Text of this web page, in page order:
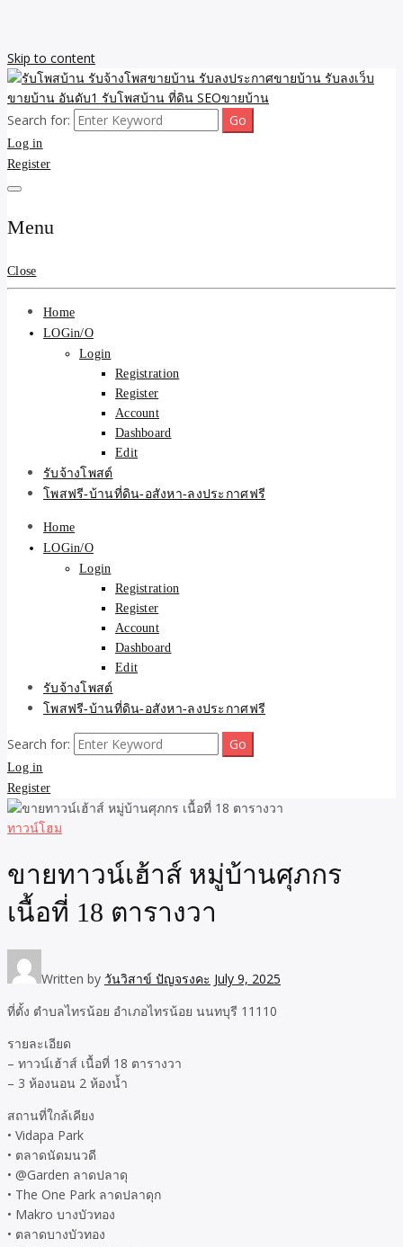
Skip to content
รับโพสบ้าน รับจ้างโพสขาย
บ้าน รับลงประกาศขายบ้าน
รับลงเว็บขายบ้าน อันดับ1
รับโพสบ้าน ที่ดิน SEOขาย
บ้าน
รับจ้างโพสขายบ้าน รับลงเว็บขายบ้าน รับโพสบ้าน รับลงประกาศขาย
บ้าน โพสบ้าน ขายที่ดิน SEO อสังหา ราคาถูก รับลงขายบ้าน
Search for:
Log in
Register
Menu
Close
Home
LOGin/O
Login
Registration
Register
Account
Dashboard
Edit
รับจ้างโพสต์
โพสฟรี-บ้านที่ดิน-อสังหา-ลงประกาศฟรี
Home
LOGin/O
Login
Registration
Register
Account
Dashboard
Edit
รับจ้างโพสต์
โพสฟรี-บ้านที่ดิน-อสังหา-ลงประกาศฟรี
Search for:
Log in
Register
ทาวน์โฮม
ขายทาวน์เฮ้าส์ หมู่บ้านศุภกร
เนื้อที่ 18 ตารางวา
Written by วันวิสาข์ ปัญจรงคะ July 9, 2025
ที่ตั้ง ตำบลไทรน้อย อำเภอไทรน้อย นนทบุรี 11110
รายละเอียด
– ทาวน์เฮ้าส์ เนื้อที่ 18 ตารางวา
– 3 ห้องนอน 2 ห้องน้ำ
สถานที่ใกล้เคียง
• Vidapa Park
• ตลาดนัดมนวดี
• @Garden ลาดปลาดุ
• The One Park ลาดปลาดุก
• Makro บางบัวทอง
• ตลาดบางบัวทอง